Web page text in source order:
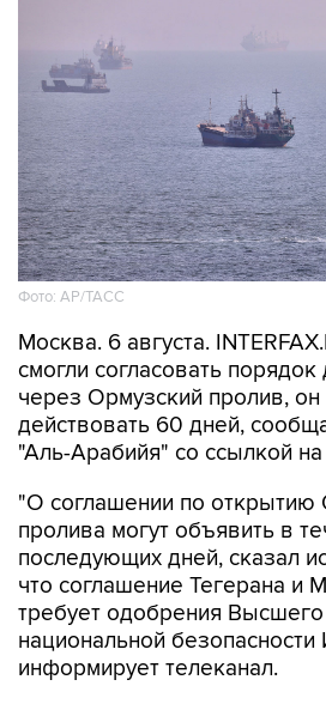
Фото: AP/ТАСС
Москва. 6 августа.
смогли согласовать
через Ормузский пролив, он
действовать 60 дней,
"Аль-Арабийя" со ссылкой на
"О соглашении по открытию
пролива могут объявить в
последующих дней, сказал
что соглашение Тегерана и
требует одобрения Высшего
национальной безопасности
информирует телеканал.